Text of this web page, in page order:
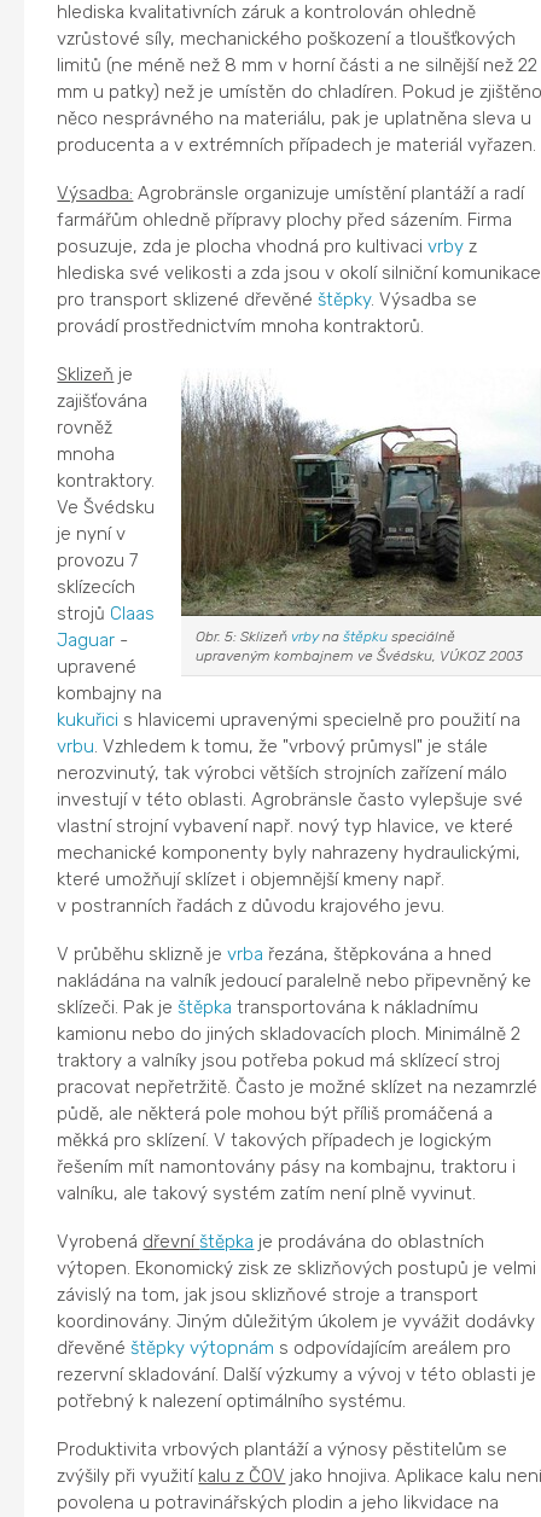
hlediska kvalitativních záruk a kontrolován ohledně
vzrůstové síly, mechanického poškození a tloušťkových
limitů (ne méně než 8 mm v horní části a ne silnější než 22
mm u patky) než je umístěn do chladíren. Pokud je
něco nesprávného na materiálu, pak je uplatněna sleva u
producenta a v extrémních případech je materiál vyřazen.
Výsadba: Agrobränsle organizuje umístění plantáží a radí
farmářům ohledně přípravy plochy před sázením. Firma
posuzuje, zda je plocha vhodná pro kultivacivrby z
hlediska své velikosti a zda jsou v okolí silniční komunikace
pro transport sklizené dřevěnéštěpky. Výsadba se
provádí prostřednictvím mnoha kontraktorů.
Obr. 5: Sklizeň vrbyna štěpkuspeciálně
upraveným kombajnem ve Švédsku, VÚKOZ 2003
Sklizeň je
zajišťována
rovněž
mnoha
kontraktory.
Ve Švédsku
je nyní v
provozu 7
sklízecích
strojů Claas
Jaguar -
upravené
kombajny na
kukuřici s hlavicemi upravenými specielně pro použití na
vrbu. Vzhledem k tomu, že "vrbový průmysl" je stále
nerozvinutý, tak výrobci větších strojních zařízení málo
investují v této oblasti. Agrobränsle často vylepšuje své
vlastní strojní vybavení např. nový typ hlavice, ve které
mechanické komponenty byly nahrazeny hydraulickými,
které umožňují sklízet i objemnější kmeny např.
v postranních řadách z důvodu krajového jevu.
V průběhu sklizně jevrba řezána, štěpkována a hned
nakládána na valník jedoucí paralelně nebo připevněný ke
sklízeči. Pak ještěpka transportována k nákladnímu
kamionu nebo do jiných skladovacích ploch. Minimálně 2
traktory a valníky jsou potřeba pokud má sklízecí stroj
pracovat nepřetržitě. Často je možné sklízet na nezamrzlé
půdě, ale některá pole mohou být příliš promáčená a
měkká pro sklízení. V takových případech je logickým
řešením mít namontovány pásy na kombajnu, traktoru i
valníku, ale takový systém zatím není plně vyvinut.
Vyrobená dřevníštěpka je prodávána do oblastních
výtopen. Ekonomický zisk ze sklizňových postupů je velmi
závislý na tom, jak jsou sklizňové stroje a transport
koordinovány. Jiným důležitým úkolem je vyvážit dodávky
dřevěnéštěpky výtopnám s odpovídajícím areálem pro
rezervní skladování. Další výzkumy a vývoj v této oblasti je
potřebný k nalezení optimálního systému.
Produktivita vrbových plantáží a výnosy pěstitelům se
zvýšily při využití kalu z ČOV jako hnojiva. Aplikace kalu
povolena u potravinářských plodin a jeho likvidace na